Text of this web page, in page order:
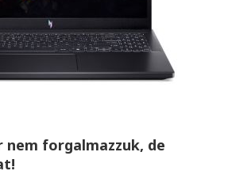
forgalmazzuk, de